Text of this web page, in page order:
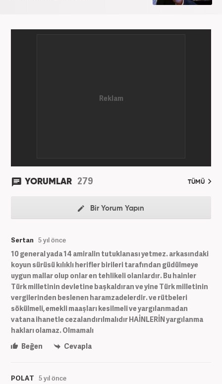
YORUMLAR 279 TÜMÜ
Bir Yorum Yapın
Sertan 5 yıl önce
10 general yada 14 amiralin tutuklanası yetmez. arkasındaki
koyun sürüsü kılıklı herifler birileri tarafından güdülmeye
uygun mallar olup onlar en tehlikeli olanlardır. Bu hainler
Türk milletinin devletine başkaldıran ve yine Türk milletinin
vergilerinden beslenen haramzadelerdir. ve rütbeleri
sökülmeli, emekli maaşları kesilmeli ve yargılanmadan
vatana ihanetle cezalandırılmalıdır HAİNLERİN yargılanma
hakları olamaz. Olmamalı
Beğen
Cevapla
POLAT 5 yıl önce